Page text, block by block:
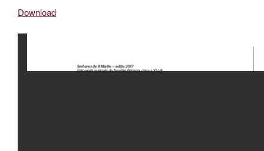
Download